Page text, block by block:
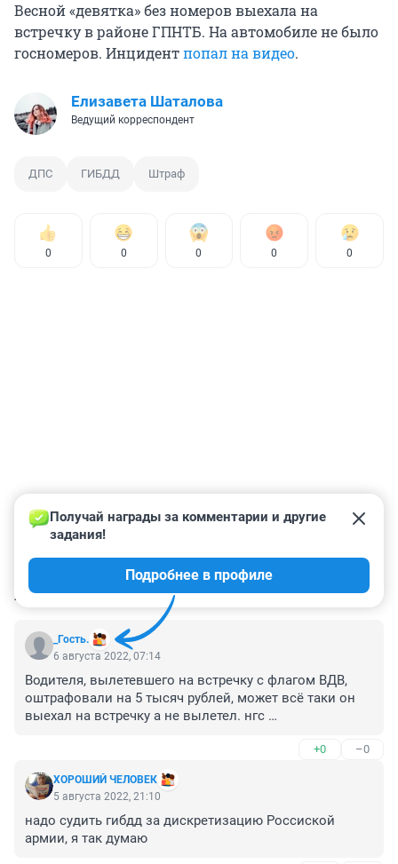
Весной «девятка» без номеров выехала на
встречку в районе ГПНТБ. На автомобиле не было
госномеров. Инцидентпопал на видео.
Елизавета Шаталова
Ведущий корреспондент
ДПС ГИБДД Штраф
0 0 0 0 0
КОММЕНТАРИИ 35
_Гость.
Получай награды за комментарии и другие
задания!
Подробнее в профиле
6 августа 2022, 07:14
Водителя, вылетевшего на встречку с флагом ВДВ,
оштрафовали на 5 тысяч рублей, может всё таки он
выехал на встречку а не вылетел. нгс
Если вылетел то ещё штраф за не законный полёт.
+0 –0
ХОРОШИЙ ЧЕЛОВЕК
5 августа 2022, 21:10
надо судить гибдд за дискретизацию Россиской
армии, я так думаю